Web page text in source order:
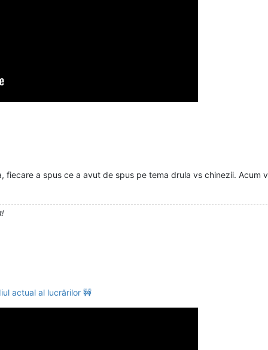
fiecare a spus ce a avut de spus pe tema drula vs chinezii. Acum
actual al lucrărilor 🚧